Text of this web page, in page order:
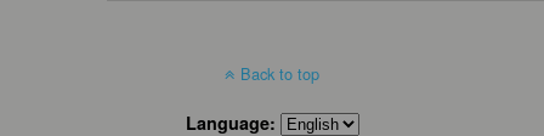
Back to top
Language: